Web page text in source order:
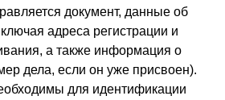
документ, данные об
адреса регистрации и
а также информация о
дела, если он уже присвоен).
для идентификации